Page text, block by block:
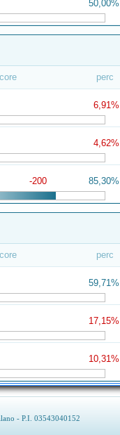
50,00%
perc
6,91%
4,62%
-200 85,30%
perc
59,71%
17,15%
10,31%
- P.I. 03543040152